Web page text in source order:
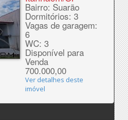
Bairro: Suarão
Dormitórios: 3
Vagas de garagem:
6
WC: 3
Disponível para
Venda
700.000,00
Ver detalhes deste
imóvel